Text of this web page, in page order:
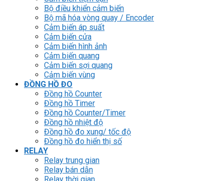
Bộ điều khiển cảm biến
Bộ mã hóa vòng quay / Encoder
Cảm biến áp suất
Cảm biến cửa
Cảm biến hình ảnh
Cảm biến quang
Cảm biến sợi quang
Cảm biến vùng
ĐỒNG HỒ ĐO
Đồng hồ Counter
Đồng hồ Timer
Đồng hồ Counter/Timer
Đồng hồ nhiệt độ
Đồng hồ đo xung/ tốc độ
Đồng hồ đo hiển thị số
RELAY
Relay trung gian
Relay bán dẫn